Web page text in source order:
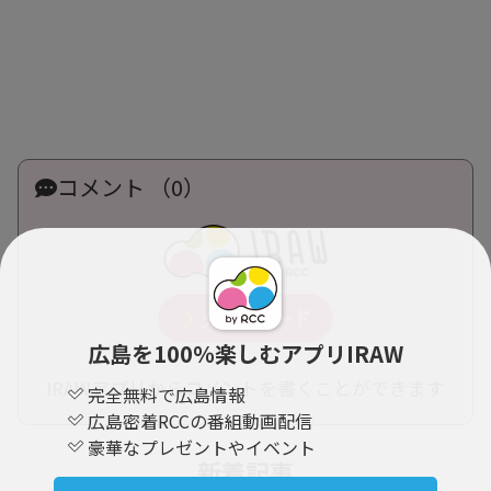
広島を100％楽しむアプリIRAW
完全無料で広島情報
広島密着RCCの番組動画配信
豪華なプレゼントやイベント
コメント （0）
IRAWアプリからコメントを書くことができます
新着記事